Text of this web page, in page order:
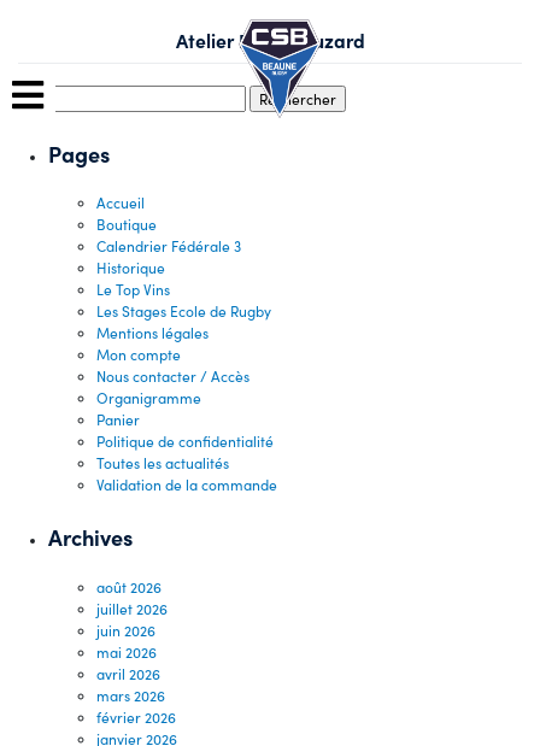
Atelier Photo Muzard
Pages
Accueil
Boutique
Calendrier Fédérale 3
Historique
Le Top Vins
Les Stages Ecole de Rugby
Mentions légales
Mon compte
Nous contacter / Accès
Organigramme
Panier
Politique de confidentialité
Toutes les actualités
Validation de la commande
Archives
août 2026
juillet 2026
juin 2026
mai 2026
avril 2026
mars 2026
février 2026
janvier 2026